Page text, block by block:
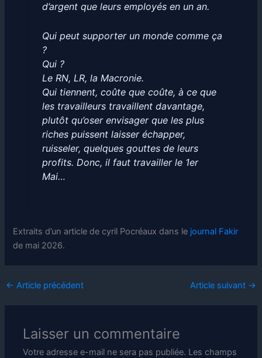
d’argent que leurs employés en un an.
Qui peut supporter un monde comme ça
?
Qui ?
Le RN, LR, la Macronie.
Qui tiennent, coûte que coûte, à ce que
les travailleurs travaillent davantage,
plutôt qu’oser envisager que les plus
riches puissent laisser échapper,
ruisseler, quelques gouttes de leurs
profits. Donc, il faut travailler le 1er
Mai…
Extraits d’un article de cyril Pocréaux dans le journal Fakir
de mai 2026.
← Article précédent Article suivant →
Laisser un commentaire
Votre adresse e-mail ne sera pas publiée. Les champs